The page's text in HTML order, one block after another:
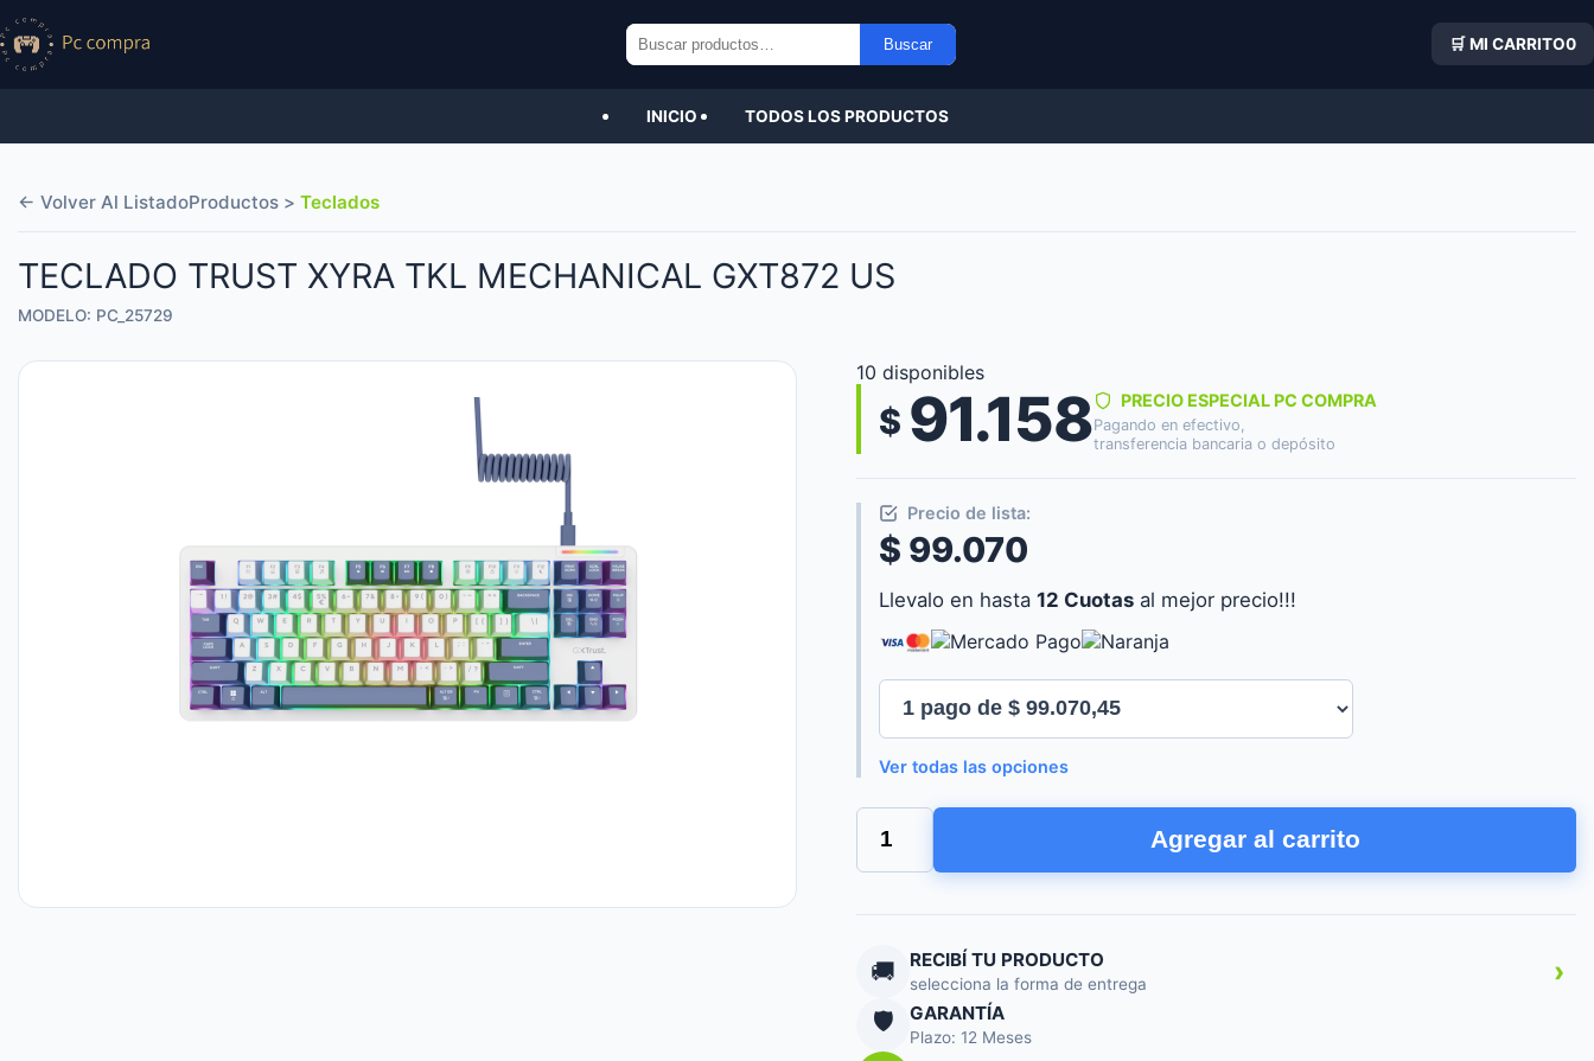
Buscar
por:
Buscar 🛒 MI CARRITO0
INICIO TODOS LOS PRODUCTOS
← Volver Al ListadoProductos > Teclados
TECLADO TRUST XYRA TKL MECHANICAL GXT872 US
MODELO: PC_25729
10 disponibles
$ 91.158 PRECIO ESPECIAL PC COMPRA
Pagando en efectivo,
transferencia bancaria o depósito
Precio de lista:
$ 99.070
Llevalo en hasta 12 Cuotas al mejor precio!!!
Ver todas las opciones
TECLADO
TRUST
XYRA
US
cantidad
Agregar al carrito
🚚 RECIBÍ TU PRODUCTO
selecciona la forma de entrega ›
🛡️ GARANTÍA
Plazo: 12 Meses